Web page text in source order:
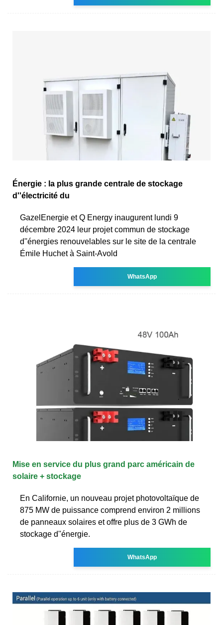
Énergie : la plus grande centrale de stockage
d''électricité du
GazelEnergie et Q Energy inaugurent lundi 9
décembre 2024 leur projet commun de stockage
d''énergies renouvelables sur le site de la centrale
Émile Huchet à Saint-Avold
WhatsApp
Mise en service du plus grand parc américain de
solaire + stockage
En Californie, un nouveau projet photovoltaïque de
875 MW de puissance comprend environ 2 millions
de panneaux solaires et offre plus de 3 GWh de
stockage d''énergie.
WhatsApp